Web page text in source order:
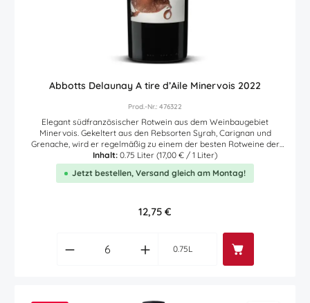
Abbotts Delaunay A tire d’Aile Minervois 2022
Prod.-Nr.: 476322
Elegant südfranzösischer Rotwein aus dem Weinbaugebiet
Minervois. Gekeltert aus den Rebsorten Syrah, Carignan und
Grenache, wird er regelmäßig zu einem der besten Rotweine der
Region ausgezeichnet. In der Farbe tiefes granatrot, begeistert
dieser Minervois Rotwein nach Aromen von Brombeeren,
Heidelbeeren und Kirschen. Im Mund und am Gaumen zudem
handverlesenen Trauben werden nach der Gärung im Eichenholz
Auszeichnungen (jahrgangsübergreifend) IWSC: 91 Punkte Mundus
Vini: Gold
Inhalt: 0.75 Liter (17,00 € / 1 Liter)
Jetzt bestellen, Versand gleich am Montag!
Regulärer Preis:
12,75 €
Produkt Anzahl: Gib den gewünschten
0.75L